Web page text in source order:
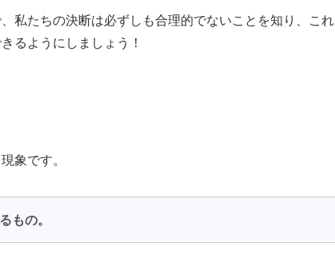
私たちの決断は必ずしも合理的でないことを知り、これ
るようにしましょう！
象です。
もの。